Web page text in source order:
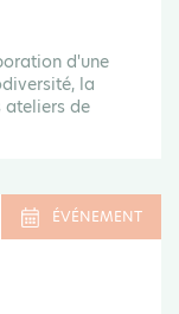
d'une
la
ateliers de
ÉVÉNEMENT